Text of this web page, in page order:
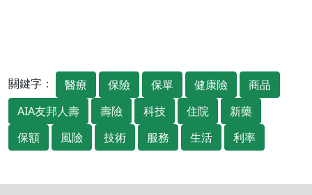
關鍵字： 醫療 保險 保單 健康險
商品
AIA友邦人壽
壽險 科技 住院
新藥
保額
風險 技術 服務 生活 利率